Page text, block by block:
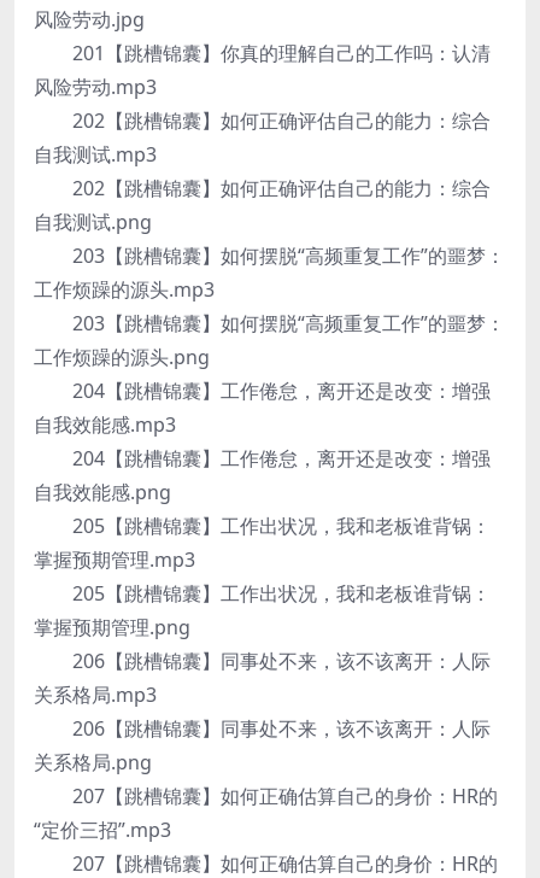
风险劳动.jpg
201【跳槽锦囊】你真的理解自己的工作吗：认清
风险劳动.mp3
202【跳槽锦囊】如何正确评估自己的能力：综合
自我测试.mp3
202【跳槽锦囊】如何正确评估自己的能力：综合
自我测试.png
203【跳槽锦囊】如何摆脱“高频重复工作”的噩梦：
工作烦躁的源头.mp3
203【跳槽锦囊】如何摆脱“高频重复工作”的噩梦：
工作烦躁的源头.png
204【跳槽锦囊】工作倦怠，离开还是改变：增强
自我效能感.mp3
204【跳槽锦囊】工作倦怠，离开还是改变：增强
自我效能感.png
205【跳槽锦囊】工作出状况，我和老板谁背锅：
掌握预期管理.mp3
205【跳槽锦囊】工作出状况，我和老板谁背锅：
掌握预期管理.png
206【跳槽锦囊】同事处不来，该不该离开：人际
关系格局.mp3
206【跳槽锦囊】同事处不来，该不该离开：人际
关系格局.png
207【跳槽锦囊】如何正确估算自己的身价：HR的
“定价三招”.mp3
207【跳槽锦囊】如何正确估算自己的身价：HR的